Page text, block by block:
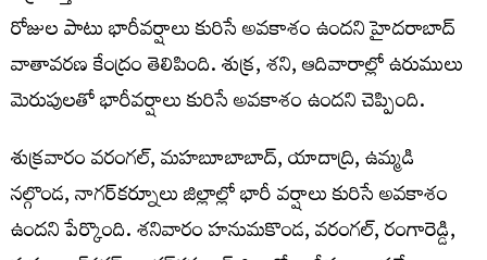
రోజుల పాటు భారీవర్షాలు కురిసే అవకాశం ఉందని హైదరాబాద్‌
వాతావరణ కేంద్రం తెలిపింది. శుక్ర, శని, ఆదివారాల్లో ఉరుములు
మెరుపులతో భారీవర్షాలు కురిసే అవకాశం ఉందని చెప్పింది.
శుక్రవారం వరంగల్‌, మహబూబాబాద్‌, యాదాద్రి, ఉమ్మడి
నల్గొండ, నాగర్‌కర్నూలు జిల్లాల్లో భారీ వర్షాలు కురిసే అవకాశం
ఉందని పేర్కొంది. శనివారం హనుమకొండ, వరంగల్‌, రంగారెడ్డి,